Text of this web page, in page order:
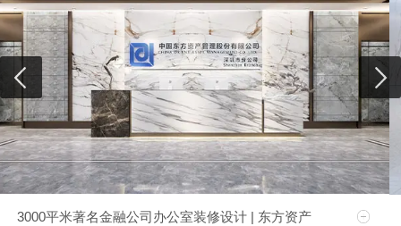
3000平米著名金融公司办公室装修设计 | 东方资产